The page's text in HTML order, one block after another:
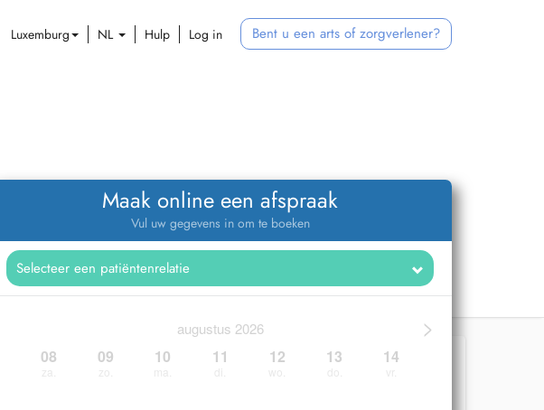
Luxemburg NL Hulp Log in Bent u een arts of zorgverlener?
Maak online een afspraak
Vul uw gegevens in om te boeken
>
augustus 2026
08 09 10 11 12 13 14